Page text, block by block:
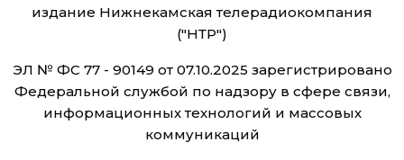
издание Нижнекамская телерадиокомпания
("НТР")
ЭЛ № ФС 77 - 90149 от 07.10.2025 зарегистрировано
Федеральной службой по надзору в сфере связи,
информационных технологий и массовых
коммуникаций